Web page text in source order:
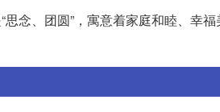
念、团圆”，寓意着家庭和睦、幸